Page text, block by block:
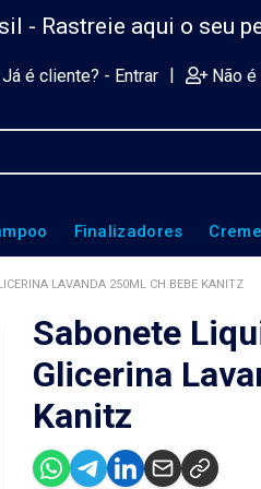
- Rastreie aqui o seu
Já é cliente? - Entrar | Não
Finalizadores
LAVANDA 250ML CH.BEBE KANITZ
Sabonete
Glicerina
Kanitz